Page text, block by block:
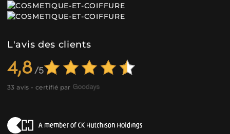
L'avis des clients
4,8
33 avis - certifié par